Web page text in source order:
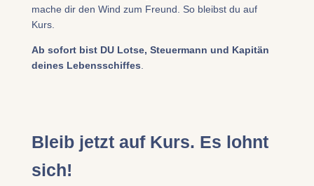
mache dir den Wind zum Freund. So bleibst du auf
Kurs.
Ab sofort bist DU Lotse, Steuermann und Kapitän
deines Lebensschiffes
Bleib jetzt auf Kurs. Es lohnt
sich!